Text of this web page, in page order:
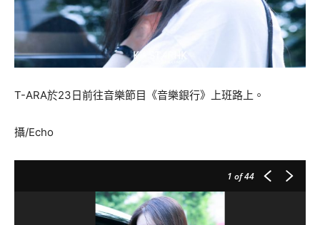
T-ARA於23日前往音樂節目《音樂銀行》上班路上。
攝/Echo
1 of 44